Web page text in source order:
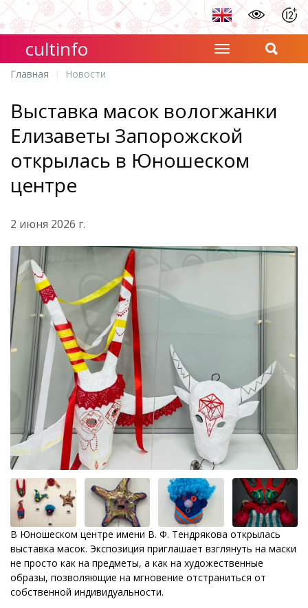
cultinfo
Главная Новости
Выставка масок вологжанки
Елизаветы Запорожской
открылась в Юношеском
центре
2 июня 2026 г.
В Юношеском центре имени В. Ф. Тендрякова открылась
выставка масок. Экспозиция приглашает взглянуть на маски
не просто как на предметы, а как на художественные
образы, позволяющие на мгновение отстраниться от
собственной индивидуальности.